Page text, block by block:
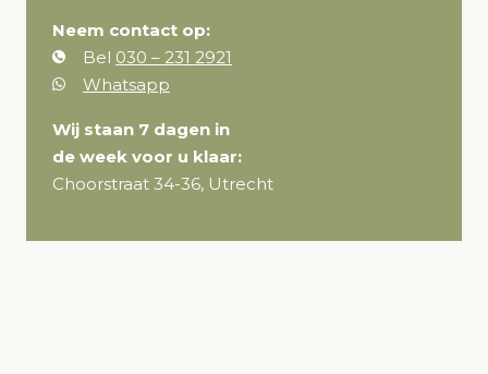
Neem contact op:
Bel 030 – 231 2921
Whatsapp
Wij staan 7 dagen in
de week voor u klaar:
Choorstraat 34-36, Utrecht